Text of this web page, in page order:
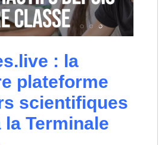
: la
plateforme
scientifiques
la Terminale